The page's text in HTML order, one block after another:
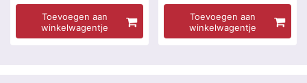
Toevoegen aan
winkelwagentje
Toevoegen aan
winkelwagentje